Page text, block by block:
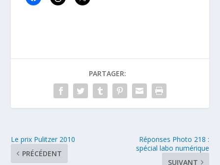
PARTAGER:
Le prix Pulitzer 2010
PRÉCÉDENT
Réponses Photo 218 :
spécial labo numérique
SUIVANT